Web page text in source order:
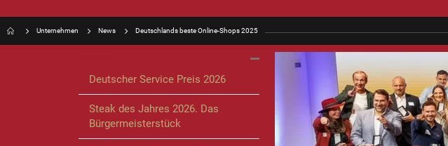
Unternehmen News Deutschlands beste Online-Shops 2025
Deutscher Service Preis 2026
Steak des Jahres 2026. Das
Bürgermeisterstück